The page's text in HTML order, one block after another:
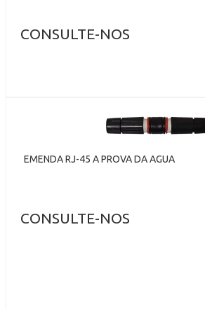
CONSULTE-NOS
EMENDA RJ-45 A PROVA DA AGUA
CONSULTE-NOS